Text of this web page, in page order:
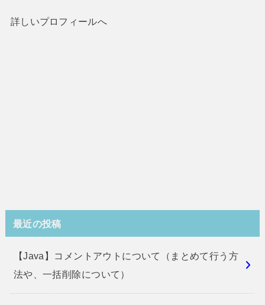
詳しいプロフィールへ
最近の投稿
【Java】コメントアウトについて（まとめて行う方
法や、一括削除について）